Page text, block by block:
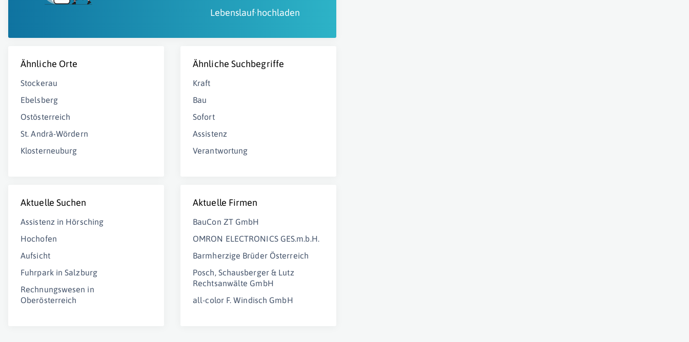
Lebenslauf hochladen
Ähnliche Orte
Stockerau
Ebelsberg
Ostösterreich
St. Andrä-Wördern
Klosterneuburg
Ähnliche Suchbegriffe
Kraft
Bau
Sofort
Assistenz
Verantwortung
Aktuelle Suchen
Assistenz in Hörsching
Hochofen
Aufsicht
Fuhrpark in Salzburg
Rechnungswesen in
Oberösterreich
Aktuelle Firmen
BauCon ZT GmbH
OMRON ELECTRONICS GES.m.b.H.
Barmherzige Brüder Österreich
Posch, Schausberger & Lutz
Rechtsanwälte GmbH
all-color F. Windisch GmbH